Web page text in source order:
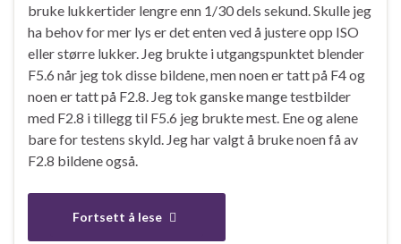
bruke lukkertider lengre enn 1/30 dels sekund. Skulle jeg
ha behov for mer lys er det enten ved å justere opp ISO
eller større lukker. Jeg brukte i utgangspunktet blender
F5.6 når jeg tok disse bildene, men noen er tatt på F4 og
noen er tatt på F2.8. Jeg tok ganske mange testbilder
med F2.8 i tillegg til F5.6 jeg brukte mest. Ene og alene
bare for testens skyld. Jeg har valgt å bruke noen få av
F2.8 bildene også.
Fortsett å lese